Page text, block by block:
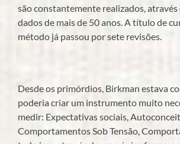
são constantemente realizados, através
dados de mais de 50 anos. A título de
método já passou por sete revisões.
Desde os primórdios, Birkman estava
poderia criar um instrumento muito
medir: Expectativas sociais,
Comportamentos Sob Tensão,